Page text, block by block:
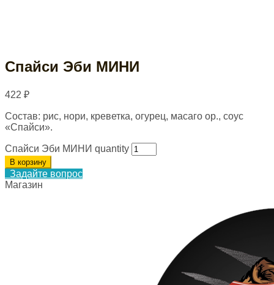
Спайси Эби МИНИ
422 ₽
Состав: рис, нори, креветка, огурец, масаго ор., соус
«Спайси».
Спайси Эби МИНИ quantity
В корзину
Задайте вопрос
Магазин